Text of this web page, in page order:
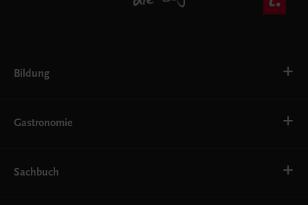
Bildung
AHS
EWF/ZWF
FW
Gastronomie
Getränke
Sachbuch